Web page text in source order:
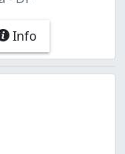
Info